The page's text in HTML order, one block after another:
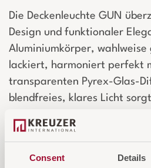
Consent Details
Die Deckenleuchte GUN
Design und funktionaler
Aluminiumkörper,
lackiert, harmoniert perfekt
transparenten Pyrex-Glas-
blendfreies, klares Licht
und fügt sich mit
stilvolle und langlebige